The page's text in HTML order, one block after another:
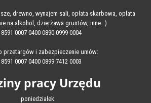
drewno, wynajem sali, opłata skarbowa, opłata
na alkohol, dzierżawa gruntów, inne…)
8591 0007 0400 0890 0999 0004
przetargów i zabezpieczenie umów:
0007 0400 0899 7412 0003
pracy Urzędu
poniedziałek